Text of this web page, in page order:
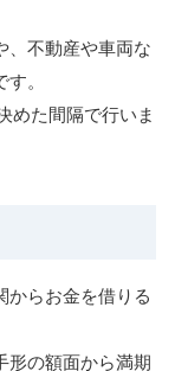
、不動産や車両な
。
めた間隔で行いま
からお金を借りる
形の額面から満期